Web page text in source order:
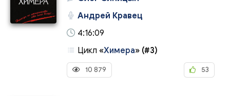
Андрей Кравец
4:16:09
Цикл «Химера» (#3)
10 879 53